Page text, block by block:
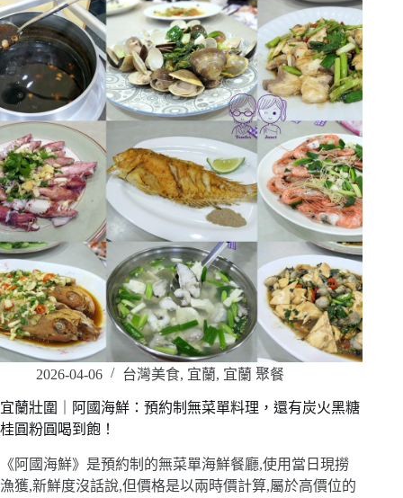
2026-04-06 台灣美食, 宜蘭, 宜蘭 聚餐
宜蘭壯圍｜阿國海鮮：預約制無菜單料理，還有炭火黑糖
桂圓粉圓喝到飽！
《阿國海鮮》是預約制的無菜單海鮮餐廳,使用當日現撈
漁獲,新鮮度沒話說,但價格是以兩時價計算,屬於高價位的